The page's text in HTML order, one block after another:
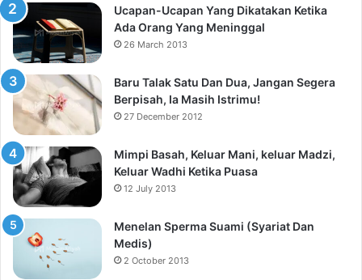
Ucapan-Ucapan Yang Dikatakan Ketika
Ada Orang Yang Meninggal
26 March 2013
Baru Talak Satu Dan Dua, Jangan Segera
Berpisah, Ia Masih Istrimu!
27 December 2012
Mimpi Basah, Keluar Mani, keluar Madzi,
Keluar Wadhi Ketika Puasa
12 July 2013
Menelan Sperma Suami (Syariat Dan
Medis)
2 October 2013